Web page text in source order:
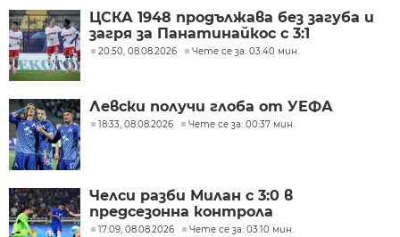
ЦСКА 1948 продължава без загуба и
загря за Панатинайкос с 3:1
20:50, 08.08.2026 Чете се за: 03:40 мин.
Левски получи глоба от УЕФА
18:33, 08.08.2026 Чете се за: 00:37 мин.
Челси разби Милан с 3:0 в
предсезонна контрола
17:09, 08.08.2026 Чете се за: 03:10 мин.